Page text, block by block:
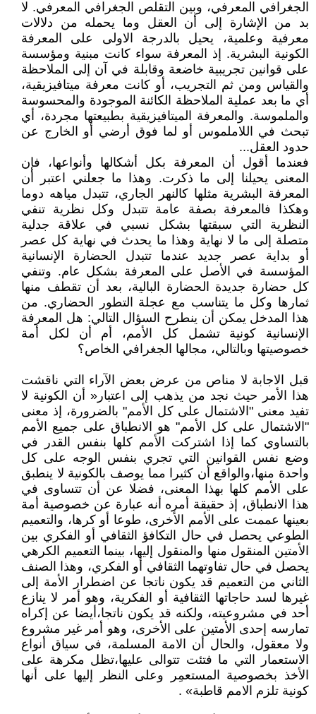
الجغرافي المعرفي، وبين التقلص الجغرافي المعرفي. لا
بد من الإشارة إلى أن العقل وما يحمله من دلالات
معرفية وعلمية، يحيل بالدرجة الاولى على المعرفة
الكونية البشرية. إذ المعرفة سواء كانت مبنية ومؤسسة
على قوانين تجريبية خاضعة وقابلة في آن إلى الملاحظة
والقياس ومن ثم التجريب، أو كانت معرفة ميتافيزيقية،
أي ما بعد عملية الملاحظة الكائنة الموجودة والمحسوسة
والملموسة. والمعرفة الميتافيزيقية بطبيعتها مجردة، أي
تبحث في اللاملموس أو لما فوق أرضي أو الخارج عن
حدود العقل...
فعندما أقول أن المعرفة بكل أشكالها وأنواعها، فإن
المعنى يحيلنا إلى ما ذكرت. وهذا ما جعلني اعتبر أن
المعرفة البشرية مثلها كالنهر الجاري، تتبدل مياهه دوما
وهكذا فالمعرفة بصفة عامة تتبدل وكل نظرية تنفي
النظرية التي سبقتها بشكل نسبي في علاقة جدلية
متصلة إلى ما لا نهاية وهذا ما يحدث في نهاية كل عصر
أو بداية عصر جديد عندما تتبدل الحضارة الإنسانية
المؤسسة في الأصل على المعرفة بشكل عام. وتنفي
كل حضارة جديدة الحضارة البالية، بعد أن تقطف منها
ثمارها وكل ما يتناسب مع عجلة التطور الحضاري. من
هذا المدخل يمكن أن ينطرح السؤال التالي: هل المعرفة
الإنسانية كونية تشمل كل الأمم، أم أن لكل أمة
خصوصيتها وبالتالي، مجالها الجغرافي الخاص؟
قبل الاجابة لا مناص من عرض بعض الآراء التي ناقشت
هذا الأمر حيث نجد من يذهب إلى اعتبار« أن الكونية لا
تفيد معنى "الاشتمال على كل الأمم" بالضرورة، إذ معنى
"الاشتمال على كل الأمم" هو الانطباق على جميع الأمم
بالتساوي كما إذا اشتركت الأمم كلها بنفس القدر في
وضع نفس القوانين التي تجري بنفس الوجه على كل
واحدة منها،والواقع أن كثيرا مما يوصف بالكونية لا ينطبق
على الأمم كلها بهذا المعنى، فضلا عن أن تتساوى في
هذا الانطباق، إذ حقيقة أمره أنه عبارة عن خصوصية أمة
بعينها عممت على الأمم الأخرى، طوعا أو كرها، والتعميم
الطوعي يحصل في حال التكافؤ الثقافي أو الفكري بين
الأمتين المنقول منها والمنقول إليها، بينما التعميم الكرهي
يحصل في حال تفاوتهما الثقافي أو الفكري، وهذا الصنف
الثاني من التعميم قد يكون ناتجا عن اضطرار الأمة إلى
غيرها لسد حاجاتها الثقافية أو الفكرية، وهو أمر لا ينازع
أحد في مشروعيته، ولكنه قد يكون ناتجا،أيضا عن إكراه
تمارسه إحدى الأمتين على الأخرى، وهو أمر غير مشروع
ولا معقول، والحال أن الامة المسلمة، في سياق أنواع
الاستعمار التي ما فتئت تتوالى عليها،تظل مكرهة على
الأخذ بخصوصية المستعمِر وعلى النظر إليها على أنها
كونية تلزم الامم قاطبة» .